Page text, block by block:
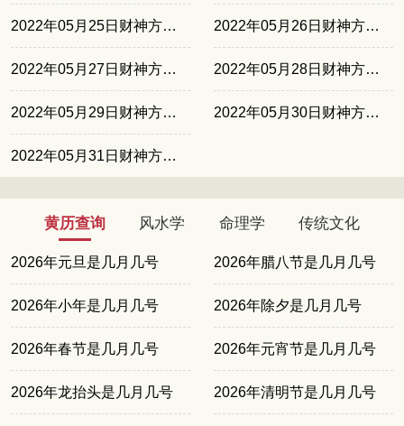
2022年05月25日财神方位正北 2022年05月26日财神方位正北
2022年05月27日财神方位正东 2022年05月28日财神方位正东
2022年05月29日财神方位正南 2022年05月30日财神方位正南
2022年05月31日财神方位东北
黄历查询 风水学 命理学 传统文化
2026年元旦是几月几号 2026年腊八节是几月几号
2026年小年是几月几号 2026年除夕是几月几号
2026年春节是几月几号 2026年元宵节是几月几号
2026年龙抬头是几月几号 2026年清明节是几月几号